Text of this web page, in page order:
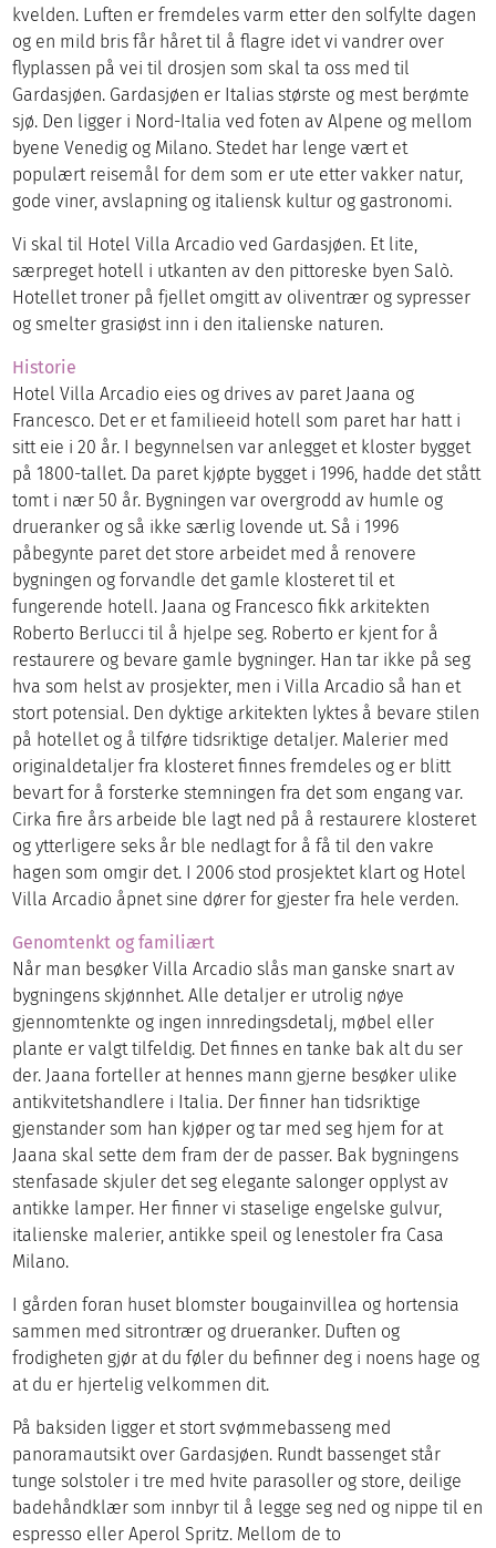
kvelden. Luften er fremdeles varm etter den solfylte dagen
og en mild bris får håret til å flagre idet vi vandrer over
flyplassen på vei til drosjen som skal ta oss med til
Gardasjøen. Gardasjøen er Italias største og mest berømte
sjø. Den ligger i Nord-Italia ved foten av Alpene og mellom
byene Venedig og Milano. Stedet har lenge vært et
populært reisemål for dem som er ute etter vakker natur,
gode viner, avslapning og italiensk kultur og gastronomi.
Vi skal til Hotel Villa Arcadio ved Gardasjøen. Et lite,
særpreget hotell i utkanten av den pittoreske byen Salò.
Hotellet troner på fjellet omgitt av oliventrær og sypresser
og smelter grasiøst inn i den italienske naturen.
Historie
Hotel Villa Arcadio eies og drives av paret Jaana og
Francesco. Det er et familieeid hotell som paret har hatt i
sitt eie i 20 år. I begynnelsen var anlegget et kloster bygget
på 1800-tallet. Da paret kjøpte bygget i 1996, hadde det stått
tomt i nær 50 år. Bygningen var overgrodd av humle og
drueranker og så ikke særlig lovende ut. Så i 1996
påbegynte paret det store arbeidet med å renovere
bygningen og forvandle det gamle klosteret til et
fungerende hotell. Jaana og Francesco fikk arkitekten
Roberto Berlucci til å hjelpe seg. Roberto er kjent for å
restaurere og bevare gamle bygninger. Han tar ikke på seg
hva som helst av prosjekter, men i Villa Arcadio så han et
stort potensial. Den dyktige arkitekten lyktes å bevare stilen
på hotellet og å tilføre tidsriktige detaljer. Malerier med
originaldetaljer fra klosteret finnes fremdeles og er blitt
bevart for å forsterke stemningen fra det som engang var.
Cirka fire års arbeide ble lagt ned på å restaurere klosteret
og ytterligere seks år ble nedlagt for å få til den vakre
hagen som omgir det. I 2006 stod prosjektet klart og Hotel
Villa Arcadio åpnet sine dører for gjester fra hele verden.
Genomtenkt og familiært
Når man besøker Villa Arcadio slås man ganske snart av
bygningens skjønnhet. Alle detaljer er utrolig nøye
gjennomtenkte og ingen innredingsdetalj, møbel eller
plante er valgt tilfeldig. Det finnes en tanke bak alt du ser
der. Jaana forteller at hennes mann gjerne besøker ulike
antikvitetshandlere i Italia. Der finner han tidsriktige
gjenstander som han kjøper og tar med seg hjem for at
Jaana skal sette dem fram der de passer. Bak bygningens
stenfasade skjuler det seg elegante salonger opplyst av
antikke lamper. Her finner vi staselige engelske gulvur,
italienske malerier, antikke speil og lenestoler fra Casa
Milano.
I gården foran huset blomster bougainvillea og hortensia
sammen med sitrontrær og drueranker. Duften og
frodigheten gjør at du føler du befinner deg i noens hage og
at du er hjertelig velkommen dit.
På baksiden ligger et stort svømmebasseng med
panoramautsikt over Gardasjøen. Rundt bassenget står
tunge solstoler i tre med hvite parasoller og store, deilige
badehåndklær som innbyr til å legge seg ned og nippe til en
espresso eller Aperol Spritz. Mellom de to